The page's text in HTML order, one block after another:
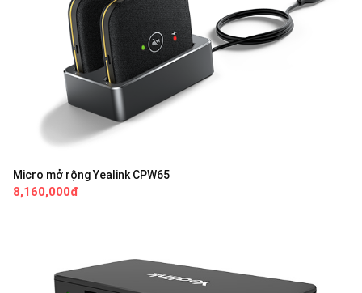
Micro mở rộng Yealink CPW65
8,160,000đ